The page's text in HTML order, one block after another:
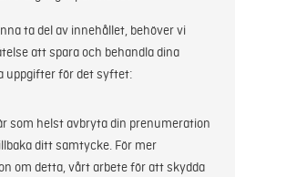
ta del av innehållet, behöver vi
att spara och behandla dina
uppgifter för det syftet:
som helst avbryta din prenumeration
ditt samtycke. För mer
om detta, vårt arbete för att skydda